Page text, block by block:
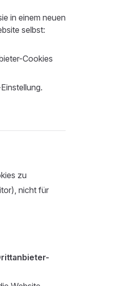
in einem neuen
selbst:
Cookies
zu
nicht für